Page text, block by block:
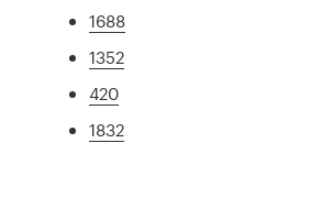
1688
1352
420
1832